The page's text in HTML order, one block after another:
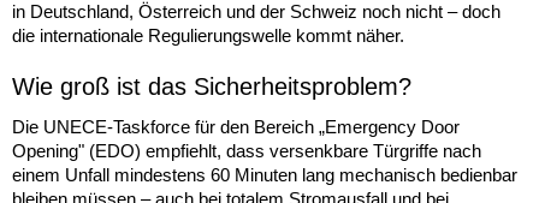
in Deutschland, Österreich und der Schweiz noch nicht – doch
die internationale Regulierungswelle kommt näher.
Wie groß ist das Sicherheitsproblem?
Die UNECE-Taskforce für den Bereich „Emergency Door
Opening" (EDO) empfiehlt, dass versenkbare Türgriffe nach
einem Unfall mindestens 60 Minuten lang mechanisch bedienbar